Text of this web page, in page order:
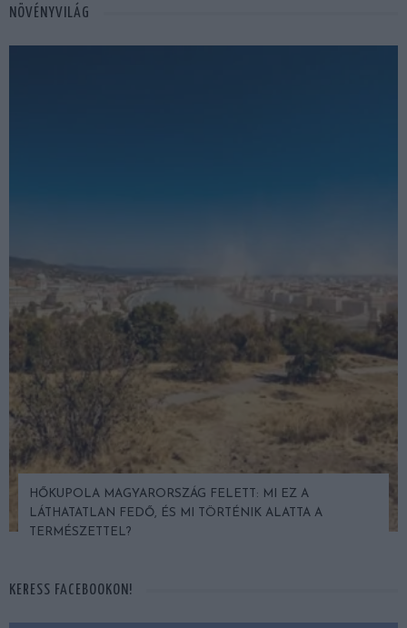
NÖVÉNYVILÁG
HŐKUPOLA MAGYARORSZÁG FELETT: MI EZ A
LÁTHATATLAN FEDŐ, ÉS MI TÖRTÉNIK ALATTA A
TERMÉSZETTEL?
KERESS FACEBOOKON!